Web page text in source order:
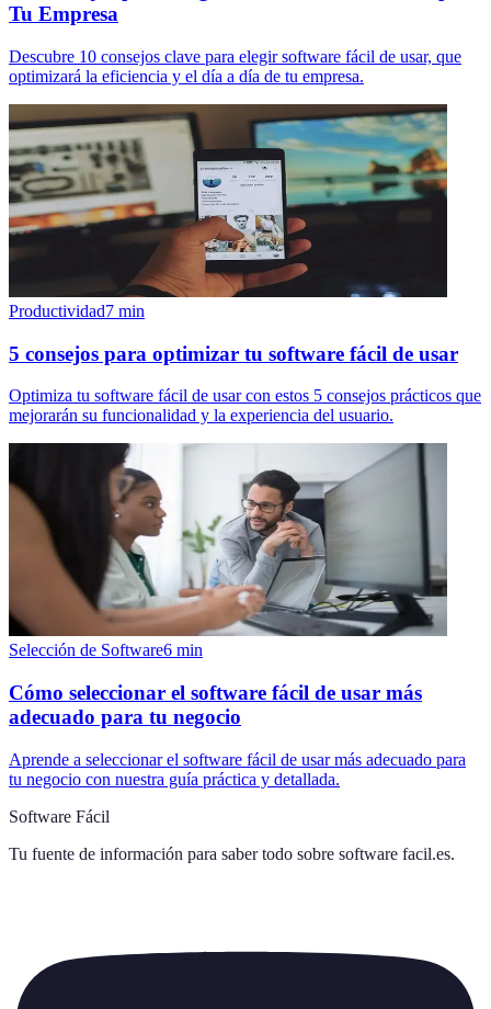
Tu Empresa
Descubre 10 consejos clave para elegir software fácil de usar, que
optimizará la eficiencia y el día a día de tu empresa.
Productividad7 min
5 consejos para optimizar tu software fácil de usar
Optimiza tu software fácil de usar con estos 5 consejos prácticos que
mejorarán su funcionalidad y la experiencia del usuario.
Selección de Software6 min
Cómo seleccionar el software fácil de usar más
adecuado para tu negocio
Aprende a seleccionar el software fácil de usar más adecuado para
tu negocio con nuestra guía práctica y detallada.
Software Fácil
Tu fuente de información para saber todo sobre software facil.es.